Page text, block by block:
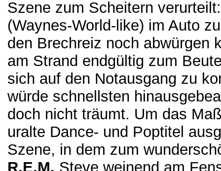
Szene zum Scheitern
(Waynes-World-like) im Auto
den Brechreiz noch abwürgen
am Strand endgültig zum
sich auf den Notausgang zu
würde schnellsten
doch nicht träumt. Um das
uralte Dance- und Poptitel
Szene, in dem zum
R.E.M. Steve weinend am